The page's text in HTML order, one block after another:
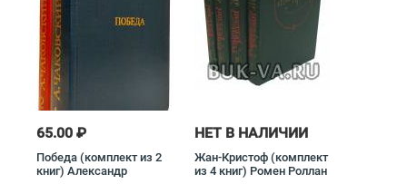
65.00 ₽
Победа (комплект из 2
книг) Александр
НЕТ В НАЛИЧИИ
Жан-Кристоф (комплект
из 4 книг) Ромен Роллан